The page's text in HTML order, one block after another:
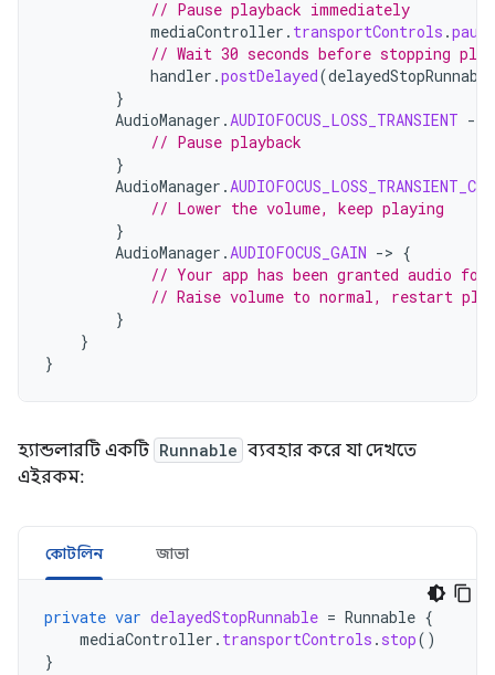
// Pause playback immediately
mediaController . transportControls .pause
// Wait 30 seconds before stopping
handler .postDelayed(delayedStopRunnable
}
AudioManager .AUDIOFOCUS_LOSS_TRANSIENT -
// Pause playback
}
AudioManager .
// Lower the volume, keep playing
}
AudioManager .AUDIOFOCUS_GAIN -> {
// Your app has been granted audio
// Raise volume to normal, restart
}
}
}
হ্যান্ডলারটি একটি Runnable ব্যবহার করে যা দেখতে
এইরকম:
কোটলিন জাভা
private var delayedStopRunnable = Runnable {
mediaController . transportControls . stop()
}